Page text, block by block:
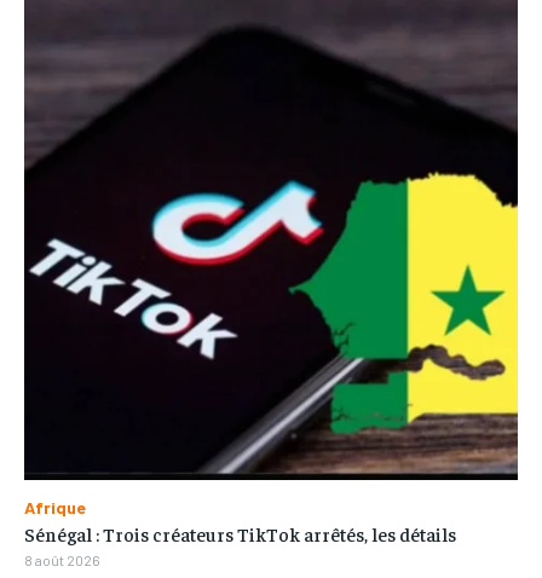
Afrique
Sénégal : Trois créateurs TikTok arrêtés, les détails
8 août 2026